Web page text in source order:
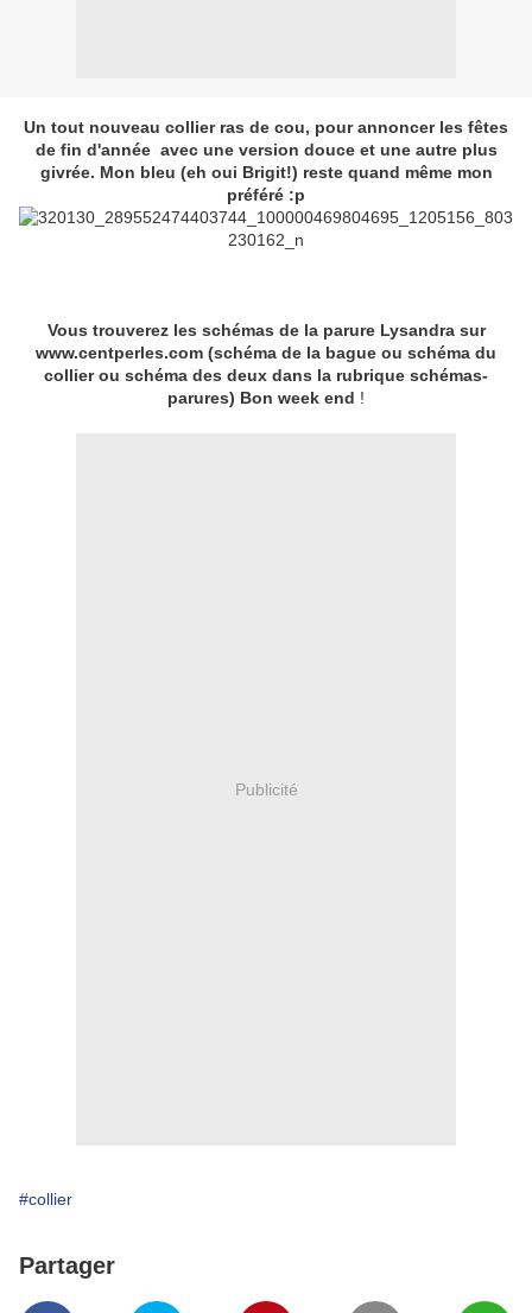
Un tout nouveau collier ras de cou, pour annoncer les fêtes
de fin d'année avec une version douce et une autre plus
givrée. Mon bleu (eh oui Brigit!) reste quand même mon
préféré :p
Vous trouverez les schémas de la parure Lysandra sur
www.centperles.com (schéma de la bague ou schéma du
collier ou schéma des deux dans la rubrique schémas-
parures) Bon week end !
Publicité
#collier
Partager